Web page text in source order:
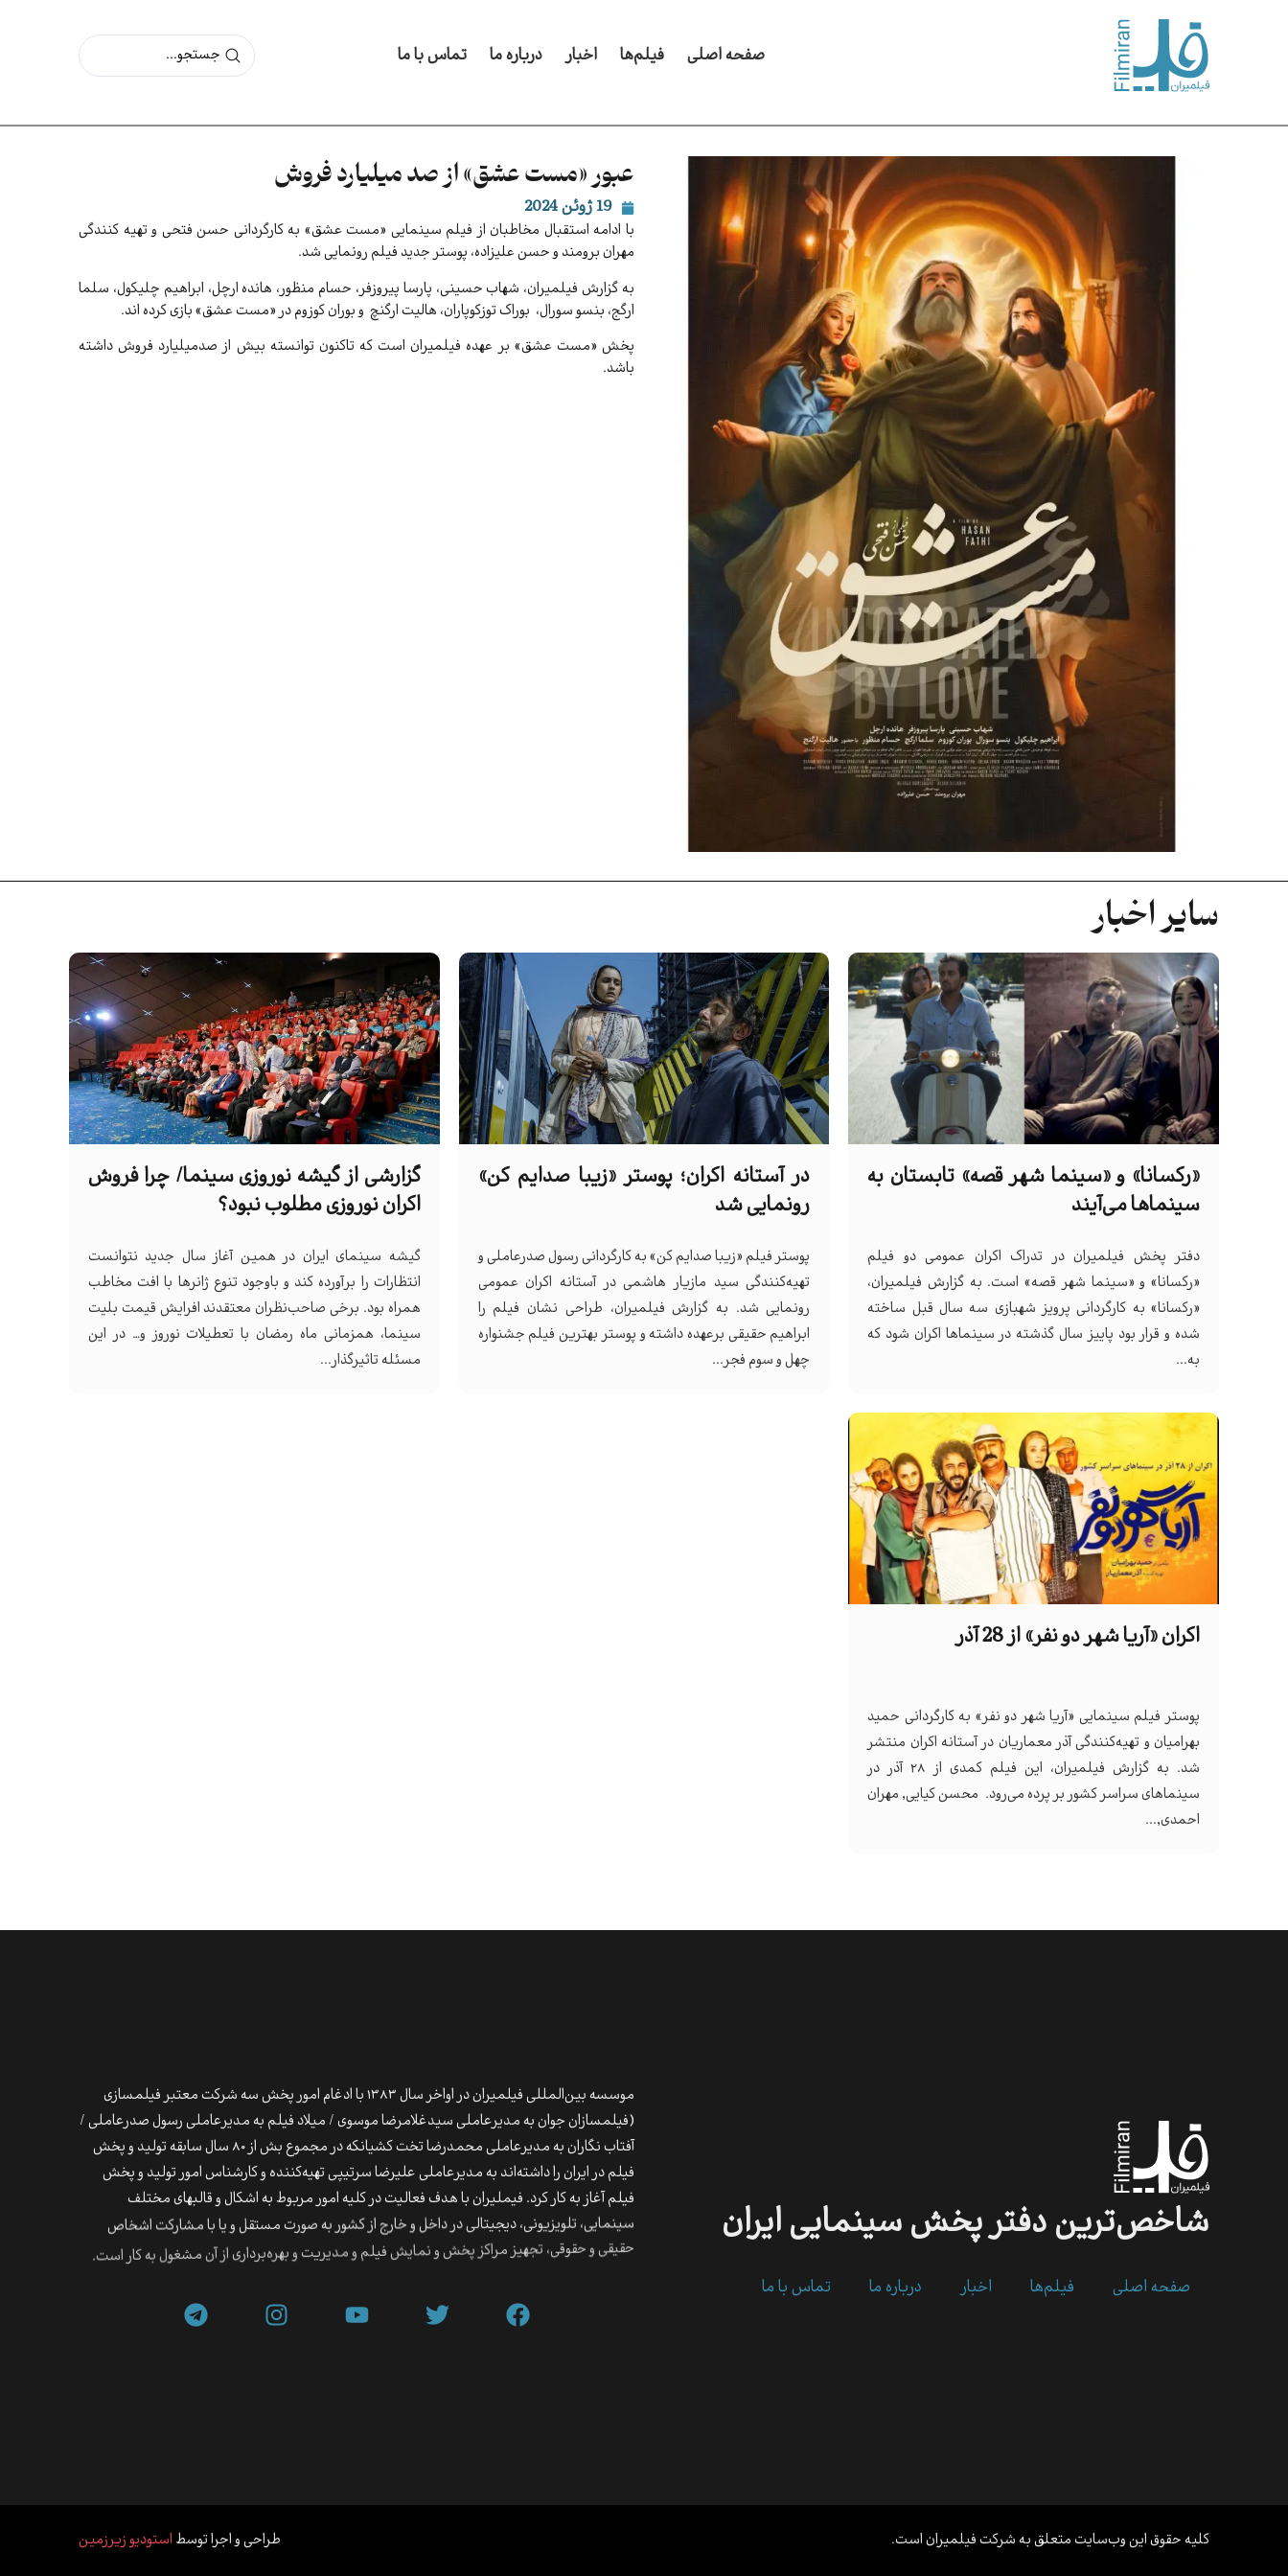
صفحه اصلی فیلم‌ها اخبار درباره ما تماس با ما
عبور «مست عشق» از صد میلیارد فروش
19 ژوئن 2024
با ادامه استقبال مخاطبان از فیلم سینمایی «مست عشق» به کارگردانی حسن فتحی و تهیه کنندگی
مهران برومند و حسن علیزاده، پوستر جدید فیلم رونمایی شد.
به گزارش فیلمیران، شهاب حسینی، پارسا پیروزفر، حسام منظور، هانده ارچل، ابراهیم چلیکول، سلما
ارگج، بنسو سورال، بوراک توزکوپاران، هالیت ارگنچ و بوران کوزوم در «مست عشق» بازی کرده اند.
پخش «مست عشق» بر عهده فیلمیران است که تاکنون توانسته بیش از صدمیلیارد فروش داشته
باشد.
سایر اخبار
«رکسانا» و «سینما شهر قصه» تابستان به
سینماها می‌آیند
دفتر پخش فیلمیران در تدراک اکران عمومی دو فیلم
«رکسانا» و «سینما شهر قصه» است. به گزارش فیلمیران،
«رکسانا» به کارگردانی پرویز شهبازی سه سال قبل ساخته
شده و قرار بود پاییز سال گذشته در سینماها اکران شود که
به...
در آستانه اکران؛ پوستر «زیبا صدایم کن»
رونمایی شد
پوستر فیلم «زیبا صدایم کن» به کارگردانی رسول صدرعاملی و
تهیه‌کنندگی سید مازیار هاشمی در آستانه اکران عمومی
رونمایی شد. به گزارش فیلمیران، طراحی نشان فیلم را
ابراهیم حقیقی برعهده داشته و پوستر بهترین فیلم جشنواره
چهل و سوم فجر...
گزارشی از گیشه نوروزی سینما/ چرا فروش
اکران نوروزی مطلوب نبود؟
گیشه سینمای ایران در همین آغاز سال جدید نتوانست
انتظارات را برآورده کند و باوجود تنوع ژانرها با افت مخاطب
همراه بود. برخی صاحب‌نظران معتقدند افرایش قیمت بلیت
سینما، همزمانی ماه رمضان با تعطیلات نوروز و… در این
مسئله تاثیرگذار...
اکران «آریا شهر دو نفر» از 28 آذر
پوستر فیلم سینمایی «آریا شهر دو نفر» به کارگردانی حمید
بهرامیان و تهیه‌کنندگی آذر معماریان در آستانه اکران منتشر
شد. به گزارش فیلمیران، این فیلم کمدی از ۲۸ آذر در
سینماهای سراسر کشور بر پرده می‌رود. محسن کیایی, مهران
احمدی,...
شاخص‌ترین دفترپخش سینمایی ایران
صفحه اصلی فیلم‌ها اخبار درباره ما تماس با ما
موسسه بین‌المللی فیلمیران در اواخر سال ۱۳۸۳ با ادغام امور پخش سه شرکت معتبر فیلمسازی
(فیلمسازان جوان به مدیرعاملی سیدغلامرضا موسوی / میلاد فیلم به مدیرعاملی رسول صدرعاملی /
آفتاب نگاران به مدیرعاملی محمدرضا تخت کشیانکه در مجموع بش از ۸۰ سال سابقه تولید و پخش
فیلم در ایران را داشته‌اند به مدیرعاملی علیرضا سرتیپی تهیه‌کننده و کارشناس امور تولید و پخش
فیلم آغاز به کار کرد.‍ فیملیران با هدف فعالیت در کلیه امور مربوط به اشکال و قالب‎های مختلف
سینمایی،‌ تلویزیونی، دیجیتالی در داخل و خارج از کشور به صورت مستقل و یا با مشارکت اشخاص
حقیقی و حقوقی، تجهیز مراکز پخش و نمایش فیلم و مدیریت و بهره‌برداری از آن مشغول به کار است.
کلیه حقوق این وب‌سایت متعلق به شرکت فیلمیران است. طراحی و اجرا توسط استودیو زیرزمین